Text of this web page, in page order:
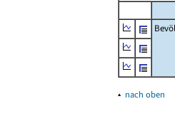
▴ nach oben